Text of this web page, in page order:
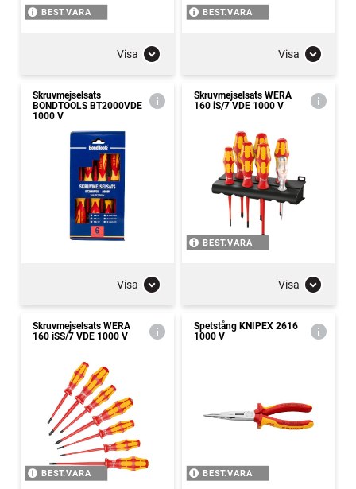
BEST.VARA
Visa
BEST.VARA
Visa
Skruvmejselsats
BONDTOOLS BT2000VDE
1000 V
Visa
Skruvmejselsats WERA
160 iS/7 VDE 1000 V
BEST.VARA
Visa
Skruvmejselsats WERA
160 iSS/7 VDE 1000 V
BEST.VARA
Spetstång KNIPEX 2616
1000 V
BEST.VARA